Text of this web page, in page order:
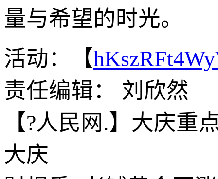
量与希望的时光。
活动：【
责任编辑： 刘欣然
【?人民网.】大庆重
大庆